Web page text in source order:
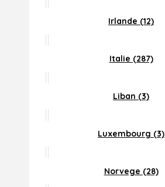
Irlande (12)
Italie (287)
Liban (3)
Luxembourg (3)
Norvege (28)